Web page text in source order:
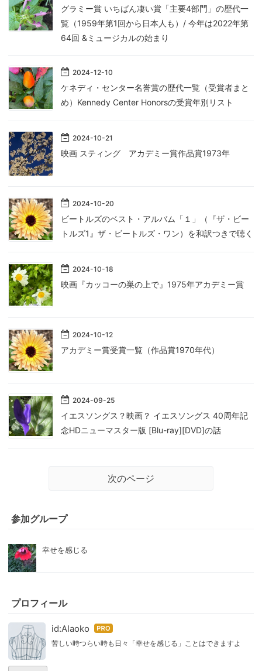
グラミー賞 いちばん凄い賞「主要4部門」の歴代一
覧（1959年第1回から日本人も）/ 今年は2022年第
64回 &ミュージカルの始まり
2024-12-10
ケネディ・センター名誉賞の歴代一覧（受賞者まと
め）Kennedy Center Honorsの受賞年別リスト
2024-10-21
映画 スティング アカデミー賞作品賞1973年
2024-10-20
ビートルズのベスト・アルバム「１」（『ザ・ビー
トルズ1』ザ・ビートルズ・ワン）を和訳つきで聴く
2024-10-18
映画『カッコーの巣の上で』1975年アカデミー賞
2024-10-12
アカデミー賞受賞一覧（作品賞1970年代）
2024-09-25
イエスソングス？映画？ イエスソングス 40周年記
念HDニューマスター版 [Blu-ray][DVD]の話
次のページ
参加グループ
幸せを感じる
プロフィール
id:AIaoko はて
なブ
苦しい時つらい時も日々「幸せを感じる」ことはできますよ